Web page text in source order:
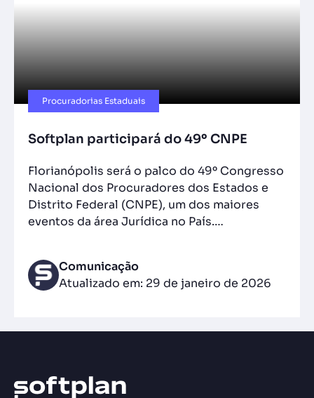
Procuradorias Estaduais
Softplan participará do 49º CNPE
Florianópolis será o palco do 49º Congresso
Nacional dos Procuradores dos Estados e
Distrito Federal (CNPE), um dos maiores
eventos da área Jurídica no País.…
Comunicação
Atualizado em: 29 de janeiro de 2026